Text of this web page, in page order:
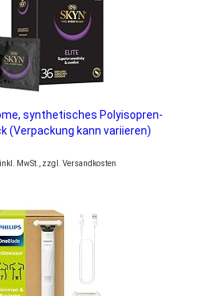
synthetisches Polyisopren-
(Verpackung kann variieren)
MwSt., zzgl. Versandkosten